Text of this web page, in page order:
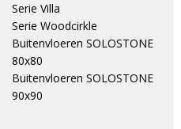
Serie Villa
Serie Woodcirkle
Buitenvloeren SOLOSTONE
80x80
Buitenvloeren SOLOSTONE
90x90